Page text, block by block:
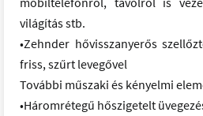
világítás stb.
•Zehnder hővisszanyerős
friss, szűrt levegővel
További műszaki és kényelmi
•Háromrétegű hőszigetelt